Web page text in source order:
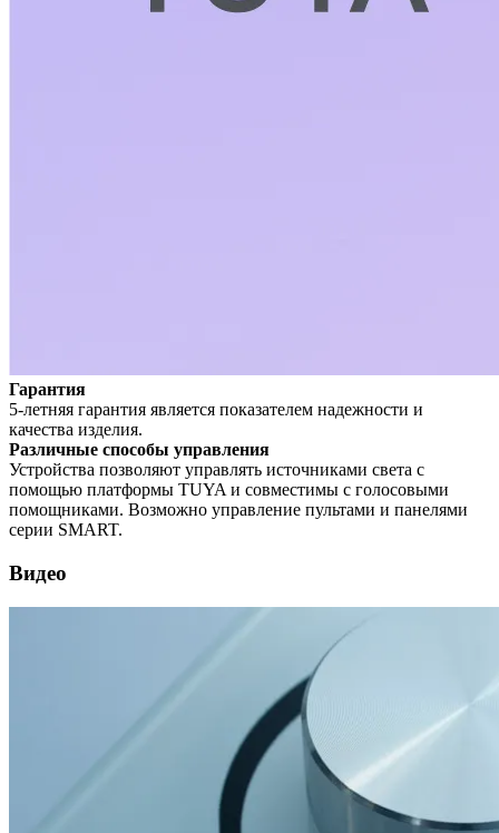
Гарантия
5-летняя гарантия является показателем надежности и
качества изделия.
Различные способы управления
Устройства позволяют управлять источниками света с
помощью платформы TUYA и совместимы с голосовыми
помощниками. Возможно управление пультами и панелями
серии SMART.
Видео